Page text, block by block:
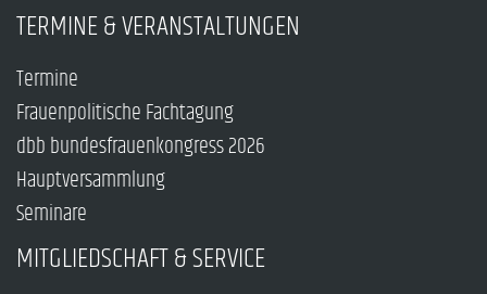
TERMINE & VERANSTALTUNGEN
Termine
Frauenpolitische Fachtagung
dbb bundesfrauenkongress 2026
Hauptversammlung
Seminare
MITGLIEDSCHAFT & SERVICE